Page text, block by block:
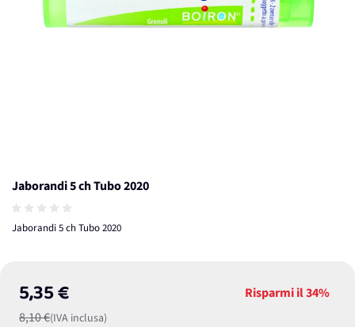
Jaborandi 5 ch Tubo 2020
Jaborandi 5 ch Tubo 2020
5,35 €
8,10 €(IVA inclusa)
Risparmi il34%